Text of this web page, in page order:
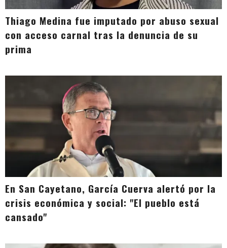
Thiago Medina fue imputado por abuso sexual
con acceso carnal tras la denuncia de su
prima
En San Cayetano, García Cuerva alertó por la
crisis económica y social: "El pueblo está
cansado"